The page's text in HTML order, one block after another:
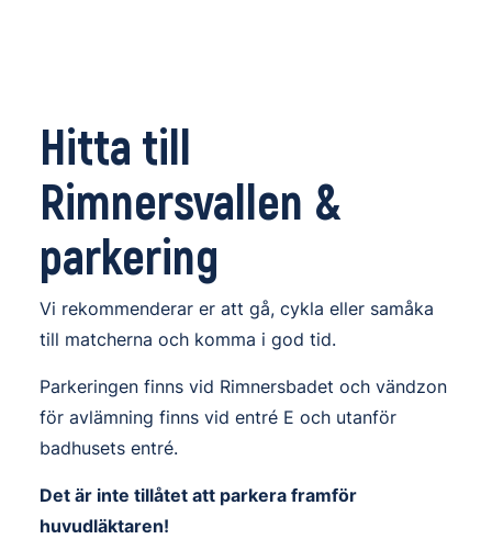
Hitta till
Rimnersvallen &
parkering
Vi rekommenderar er att gå, cykla eller samåka
till matcherna och komma i god tid.
Parkeringen finns vid Rimnersbadet och vändzon
för avlämning finns vid entré E och utanför
badhusets entré.
Det är inte tillåtet att parkera framför
huvudläktaren!